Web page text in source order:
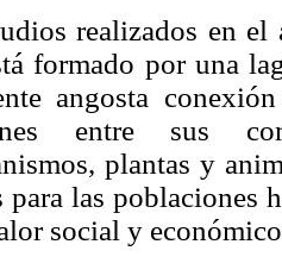
realizados en
formado por una
angosta
entre sus
plantas y
las poblaciones
social y